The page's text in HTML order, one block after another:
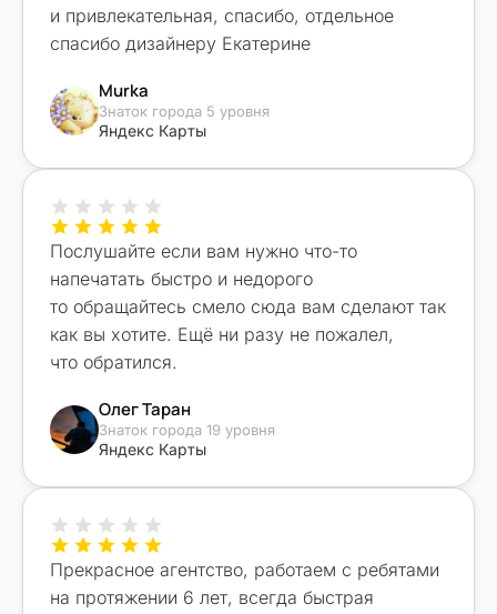
и привлекательная, спасибо, отдельное
спасибо дизайнеру Екатерине
Murka
Знаток города 5 уровня
Яндекс Карты
Послушайте если вам нужно что-то
напечатать быстро и недорого
то обращайтесь смело сюда вам сделают так
как вы хотите. Ещё ни разу не пожалел,
что обратился.
Олег Таран
Знаток города 19 уровня
Яндекс Карты
Прекрасное агентство, работаем с ребятами
на протяжении 6 лет, всегда быстрая